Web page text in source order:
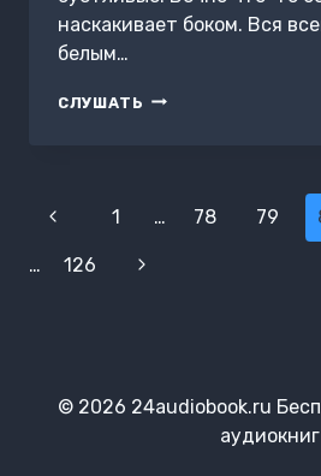
наскакивает боком. Вся
белым…
СЛУШАТЬ СОРОКА
Навигация
страницам
Предыдущая
страница
1 … 78 79
… 126
Следующая
© 2026 24audiobook.ru
аудиокниг